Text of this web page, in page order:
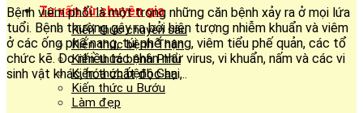
Tư vấn từ chuyên gia
Kiến thức chuyên sâu
Kiến thức bệnh Thận
Kiến thức bệnh Phổi
Kiến thức bệnh Gan
Kiến thức u Bướu
Làm đẹp
Bệnh viêm phổi là một trong những căn bệnh xảy ra ở mọi lứa
tuổi. Bệnh thường gây ra bởi hiện tượng nhiễm khuẩn và viêm
ở các ống phế nang, túi phế nang, viêm tiểu phế quản, các tổ
chức kẽ. Do nhiều tác nhân như virus, vi khuẩn, nấm và các vi
sinh vật khác, hóa chất độc hại,..